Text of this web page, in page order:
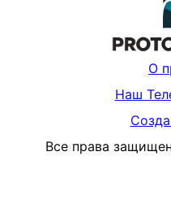
О
Наш
Все права